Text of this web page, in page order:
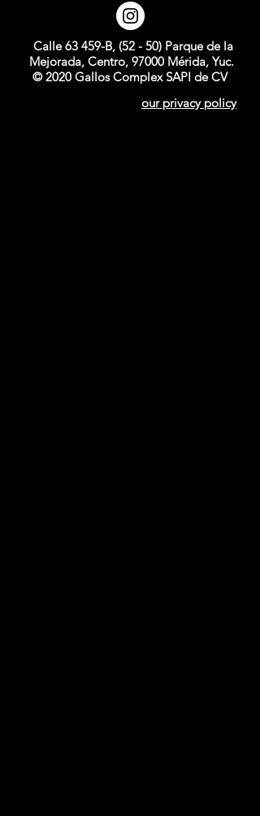
Calle 63 459-B, (52 - 50) Parque de la
Mejorada, Centro, 97000 Mérida, Yuc.
© 2020 Gallos Complex SAPI de CV
our privacy policy